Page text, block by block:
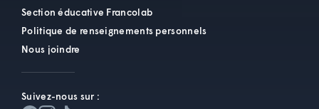
Section éducative Francolab
Politique de renseignements personnels
Nous joindre
Suivez-nous sur :